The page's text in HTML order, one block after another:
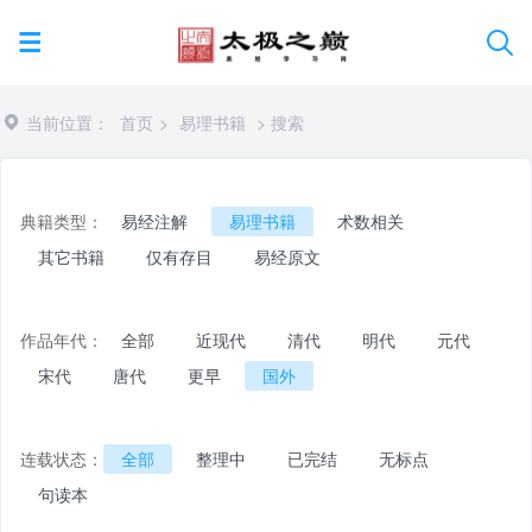
当前位置： 首页 > 易理书籍 > 搜索
典籍类型： 易经注解 易理书籍
术数相关
其它书籍
仅有存目 易经原文
作品年代： 全部 近现代 清代 明代
元代
宋代
唐代 更早 国外
连载状态： 全部 整理中 已完结
无标点
句读本